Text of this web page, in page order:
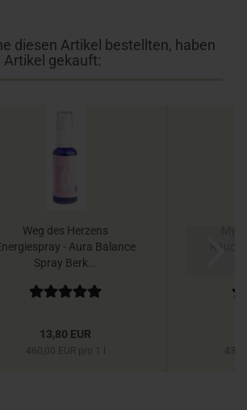
diesen Artikel bestellten, haben
gekauft:
Weg des Herzens
- Aura Balance
Spray Berk...
13,80 EUR
460,00 EUR pro 1 l